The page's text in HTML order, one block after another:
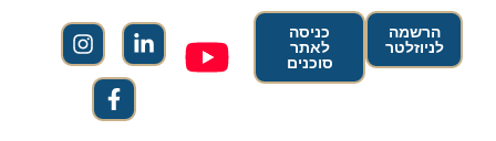
הרשמה
לניוזלטר
כניסה
לאתר
סוכנים